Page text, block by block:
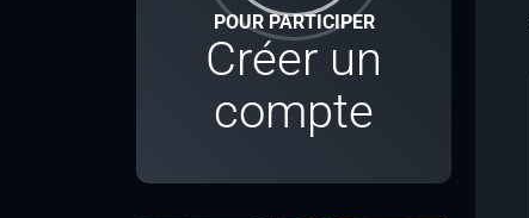
POUR PARTICIPER
Créer un
compte